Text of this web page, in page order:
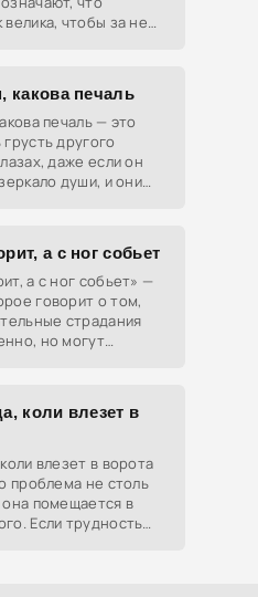
чтобы за неё
какова печаль
печаль — это
другого
даже если он
души, и они
а с ног собьет
а с ног собьет» —
говорит о том,
страдания
но могут
коли влезет в
влезет в ворота
проблема не столь
она помещается в
Если трудность